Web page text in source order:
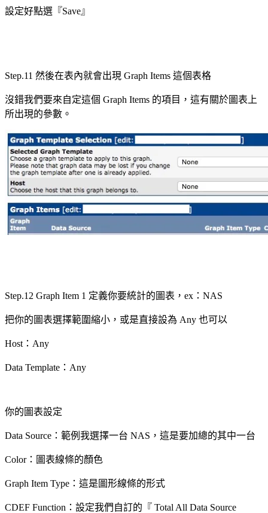
設定好點選『Save』
Step.11 然後在表內就會出現 Graph Items 這個表格
沒錯我們要來自定這個 Graph Items 的項目，這有關於圖表上
所出現的參數。
Step.12 Graph Item 1 定義你要統計的圖表，ex：NAS
把你的圖表選擇範圍縮小，或是直接設為 Any 也可以
Host：Any
Data Template：Any
你的圖表設定
Data Source：範例我選擇一台 NAS，這是要加總的其中一台
Color：圖表線條的顏色
Graph Item Type：這是圖形線條的形式
CDEF Function：設定我們自訂的『 Total All Data Source